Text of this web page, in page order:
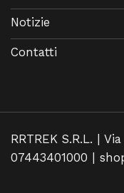
Notizie
Contatti
RRTREK S.R.L. |
07443401000 |